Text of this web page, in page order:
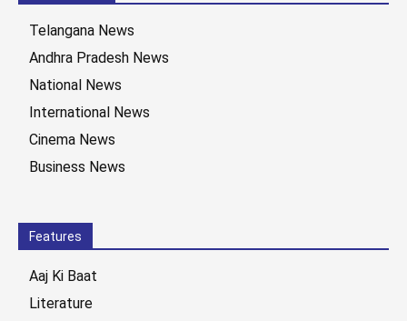
Telangana News
Andhra Pradesh News
National News
International News
Cinema News
Business News
Features
Aaj Ki Baat
Literature